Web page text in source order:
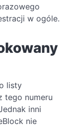
w ogóle.
listy
tego numeru
inni
nie